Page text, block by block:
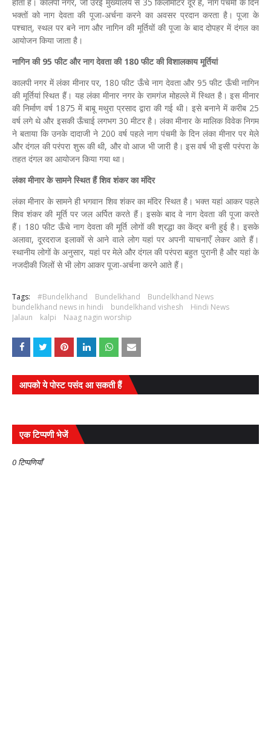
भक्तों को नाग देवता की पूजा-अर्चना करने का अवसर प्रदान करता है। पूजा के
पश्चात्, स्थल पर बने नाग और नागिन की मूर्तियों की पूजा के बाद दोपहर में दंगल का
आयोजन किया जाता है।
नागिन की 95 फीट और नाग देवता की 180 फीट की विशालकाय मूर्तियां
कालपी नगर में लंका मीनार पर, 180 फीट ऊँचे नाग देवता और 95 फीट ऊँची नागिन
की मूर्तियां स्थित हैं। यह लंका मीनार नगर के रामगंज मोहल्ले में स्थित है। इस मीनार
की निर्माण वर्ष 1875 में बाबू मथुरा प्रसाद द्वारा की गई थी। इसे बनाने में करीब 25
वर्ष लगे थे और इसकी ऊँचाई लगभग 30 मीटर है। लंका मीनार के मालिक विवेक निगम
ने बताया कि उनके दादाजी ने 200 वर्ष पहले नाग पंचमी के दिन लंका मीनार पर मेले
और दंगल की परंपरा शुरू की थी, और वो आज भी जारी है। इस वर्ष भी इसी परंपरा के
तहत दंगल का आयोजन किया गया था।
लंका मीनार के सामने स्थित हैं शिव शंकर का मंदिर
लंका मीनार के सामने ही भगवान शिव शंकर का मंदिर स्थित है। भक्त यहां आकर पहले
शिव शंकर की मूर्ति पर जल अर्पित करते हैं। इसके बाद वे नाग देवता की पूजा करते
हैं। 180 फीट ऊँचे नाग देवता की मूर्ति लोगों की श्रद्धा का केंद्र बनी हुई है। इसके
अलावा, दूरदराज इलाकों से आने वाले लोग यहां पर अपनी याचनाएँ लेकर आते हैं।
स्थानीय लोगों के अनुसार, यहां पर मेले और दंगल की परंपरा बहुत पुरानी है और यहां के
नजदीकी जिलों से भी लोग आकर पूजा-अर्चना करने आते हैं।
Tags: #Bundelkhand Bundelkhand
Bundelkhand News
bundelkhand news in hindi
bundelkhand vishesh
Hindi News
Jalaun
kalpi Naag nagin worship
आपको ये पोस्ट पसंद आ सकती हैं
एक टिप्पणी भेजें
0 टिप्पणियाँ